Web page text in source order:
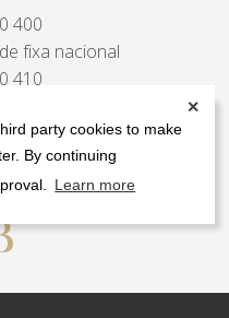
party cookies to make
By continuing
Learn more
✕
400
fixa nacional
410